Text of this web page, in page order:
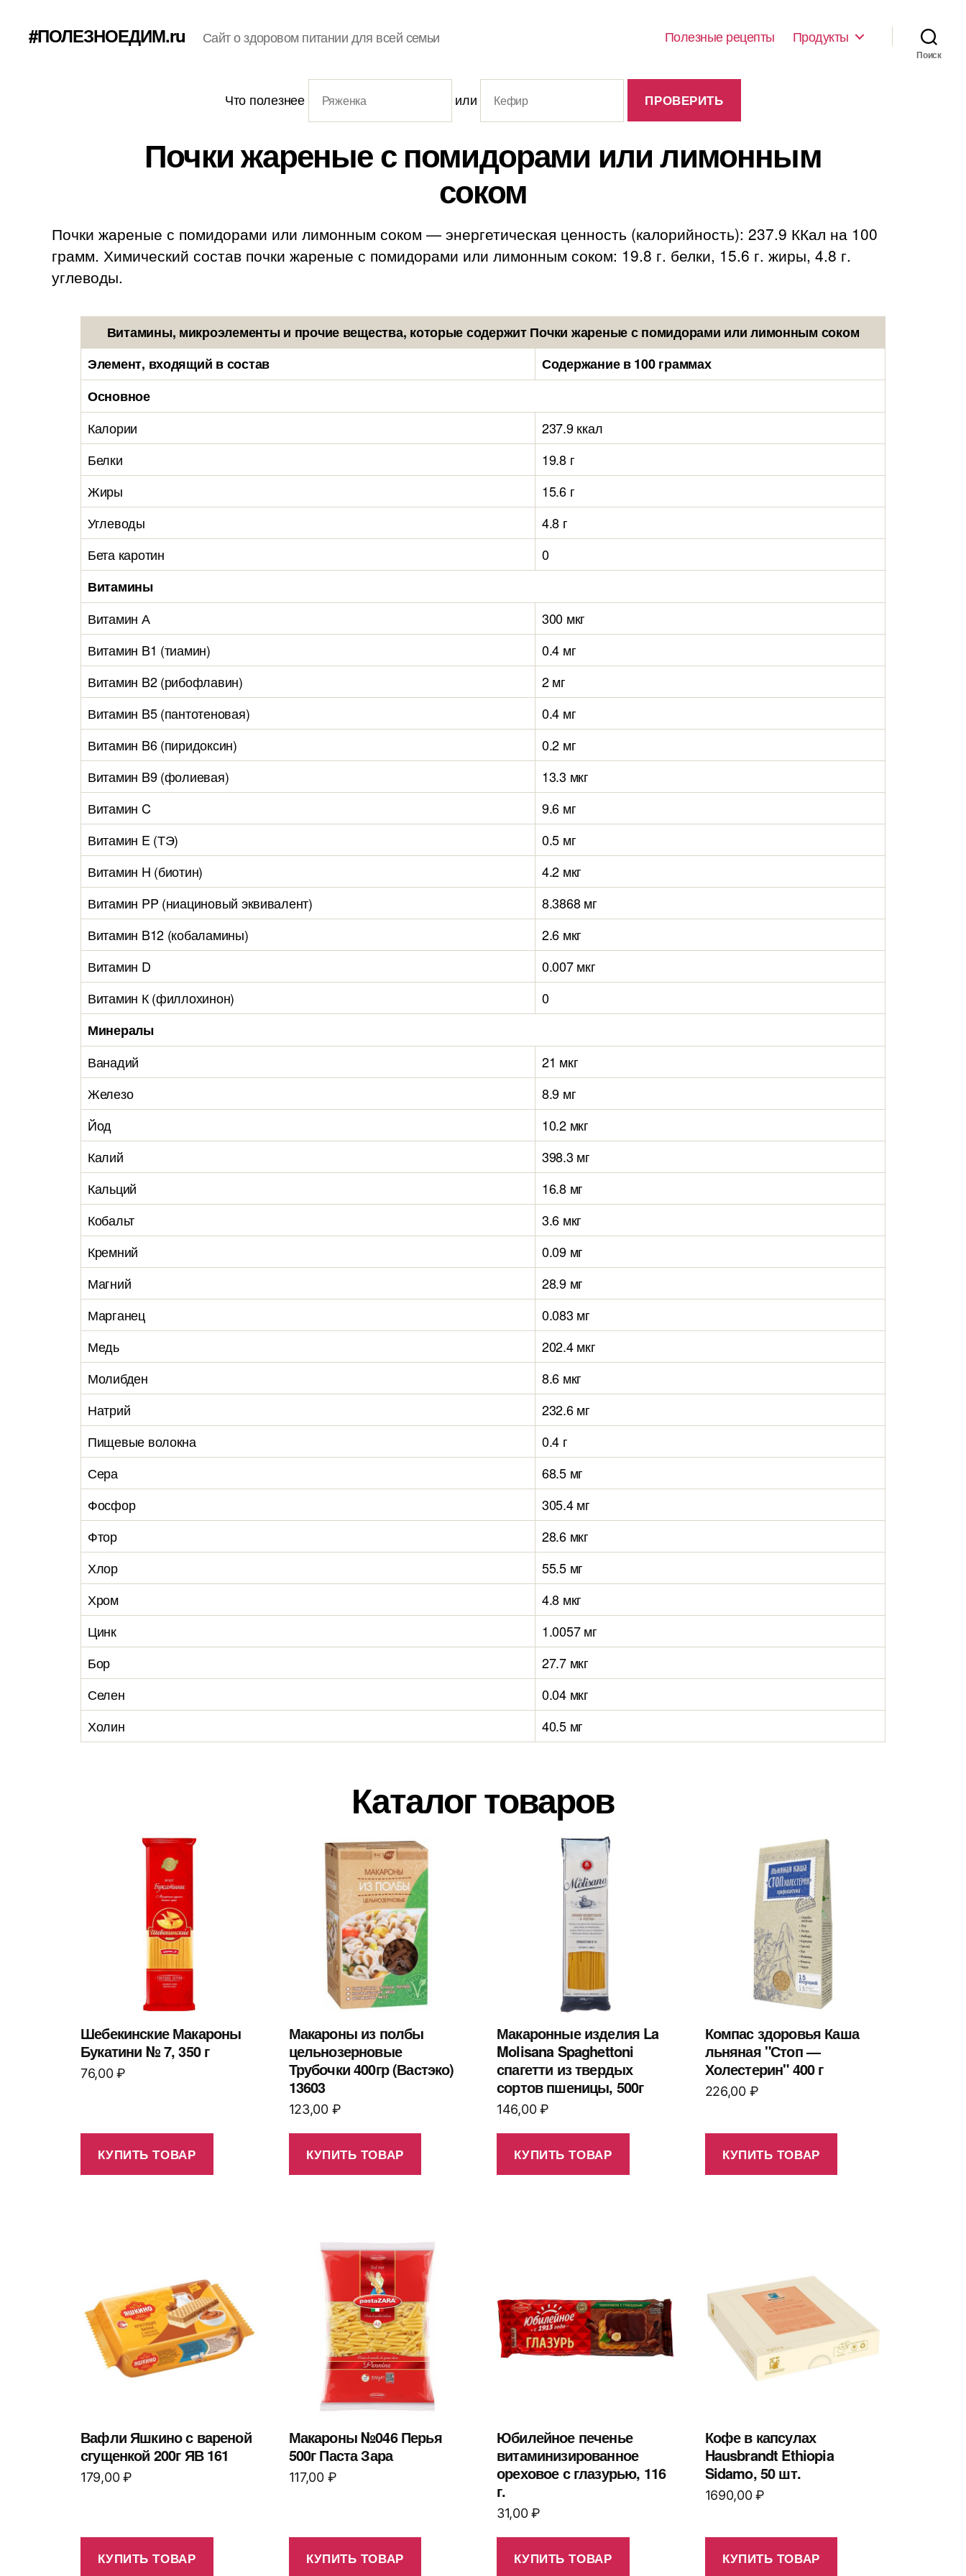
#ПОЛЕЗНОЕДИМ.ru Сайт о здоровом питании для всей семьи Полезные рецепты Продукты
Поиск
Что полезнее или
Почки жареные с помидорами или лимонным
соком
Почки жареные с помидорами или лимонным соком — энергетическая ценность (калорийность): 237.9 ККал на 100
грамм. Химический состав почки жареные с помидорами или лимонным соком: 19.8 г. белки, 15.6 г. жиры, 4.8 г.
углеводы.
Витамины, микроэлементы и прочие вещества, которые содержит Почки жареные с помидорами или лимонным соком
Элемент, входящий в состав
Содержание в 100 граммах
Основное
Калории
237.9 ккал
Белки
19.8 г
Жиры
15.6 г
Углеводы
4.8 г
Бета каротин
0
Витамины
Витамин А
300 мкг
Витамин B1 (тиамин)
0.4 мг
Витамин B2 (рибофлавин)
2 мг
Витамин B5 (пантотеновая)
0.4 мг
Витамин B6 (пиридоксин)
0.2 мг
Витамин B9 (фолиевая)
13.3 мкг
Витамин C
9.6 мг
Витамин E (ТЭ)
0.5 мг
Витамин H (биотин)
4.2 мкг
Витамин PP (ниациновый эквивалент)
8.3868 мг
Витамин B12 (кобаламины)
2.6 мкг
Витамин D
0.007 мкг
Витамин К (филлохинон)
0
Минералы
Ванадий
21 мкг
Железо
8.9 мг
Йод
10.2 мкг
Калий
398.3 мг
Кальций
16.8 мг
Кобальт
3.6 мкг
Кремний
0.09 мг
Магний
28.9 мг
Марганец
0.083 мг
Медь
202.4 мкг
Молибден
8.6 мкг
Натрий
232.6 мг
Пищевые волокна
0.4 г
Сера
68.5 мг
Фосфор
305.4 мг
Фтор
28.6 мкг
Хлор
55.5 мг
Хром
4.8 мкг
Цинк
1.0057 мг
Бор
27.7 мкг
Селен
0.04 мкг
Холин
40.5 мг
Каталог товаров
Шебекинские Макароны
Букатини № 7, 350 г
76,00₽
КУПИТЬ ТОВАР
Макароны из полбы
цельнозерновые
Трубочки 400гр (Вастэко)
13603
123,00 ₽
КУПИТЬ ТОВАР
Макаронные изделия La
Molisana Spaghettoni
спагетти из твердых
сортов пшеницы, 500г
146,00₽
КУПИТЬ ТОВАР
Компас здоровья Каша
льняная "Стоп —
Холестерин" 400 г
226,00 ₽
КУПИТЬ ТОВАР
Вафли Яшкино с вареной
сгущенкой 200г ЯВ 161
179,00₽
КУПИТЬ ТОВАР
Макароны №046 Перья
500г Паста Зара
117,00 ₽
КУПИТЬ ТОВАР
Юбилейное печенье
витаминизированное
ореховое с глазурью, 116
г.
31,00₽
КУПИТЬ ТОВАР
Кофе в капсулах
Hausbrandt Ethiopia
Sidamo, 50 шт.
1690,00₽
КУПИТЬ ТОВАР